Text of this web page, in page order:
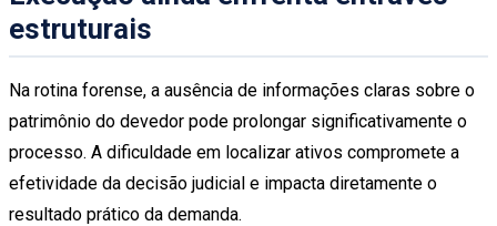
estruturais
Na rotina forense, a ausência de informações claras sobre o
patrimônio do devedor pode prolongar significativamente o
processo. A dificuldade em localizar ativos compromete a
efetividade da decisão judicial e impacta diretamente o
resultado prático da demanda.